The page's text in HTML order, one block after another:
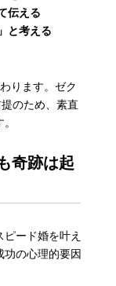
伝える
と考える
ります。ゼク
のため、素直
奇跡は起
ード婚を叶え
功の心理的要因